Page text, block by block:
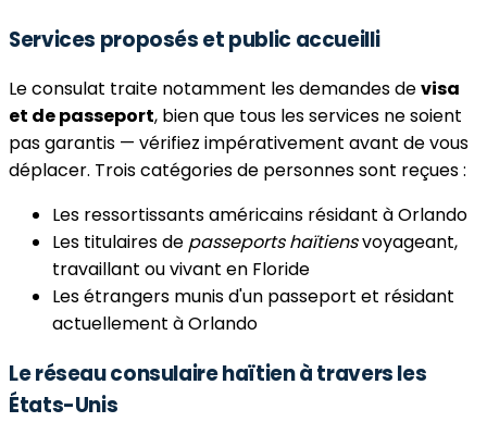
Services proposés et public accueilli
Le consulat traite notamment les demandes devisa
et de passeport, bien que tous les services ne soient
pas garantis — vérifiez impérativement avant de vous
déplacer. Trois catégories de personnes sont reçues :
Les ressortissants américains résidant à Orlando
Les titulaires de passeports haïtiensvoyageant,
travaillant ou vivant en Floride
Les étrangers munis d'un passeport et résidant
actuellement à Orlando
Le réseau consulaire haïtien à travers les
États-Unis